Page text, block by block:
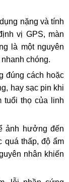
nặng và tính
vị GPS, màn
là một nguyên
chóng.
đúng cách hoặc
hay sạc pin khi
tuổi thọ của linh
ảnh hưởng đến
quá thấp, độ ẩm
nhân khiến